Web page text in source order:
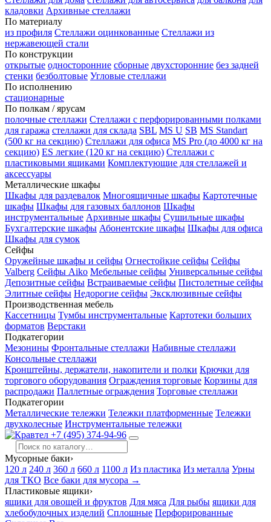
кладовки Архивные стеллажи
По материалу
из профиля Стеллажи оцинкованные Стеллажи из
нержавеющей стали
По конструкции
открытые односторонние сборные двухсторонние без задней
стенки безболтовые Угловые стеллажи
По исполнению
стационарные
По полкам / ярусам
полочные стеллажи Стеллажи с перфорированными полками
для гаража стеллажи для склада SBL MS U SB MS Standart
(500 кг на секцию) Стеллажи для офиса MS Pro (до 4000 кг на
секцию) ES легкие (120 кг на секцию) Стеллажи с
пластиковыми ящиками Комплектующие для стеллажей и
аксессуары
Металлические шкафы
Шкафы для раздевалок Многоящичные шкафы Картотечные
шкафы Шкафы для газовых баллонов Шкафы
инструментальные Архивные шкафы Сушильные шкафы
Бухгалтерские шкафы Абонентские шкафы Шкафы для офиса
Шкафы для сумок
Сейфы
Оружейные шкафы и сейфы Огнестойкие сейфы Сейфы
Valberg Сейфы Aiko Мебельные сейфы Универсальные сейфы
Депозитные сейфы Встраиваемые сейфы Пистолетные сейфы
Элитные сейфы Недорогие сейфы Эксклюзивные сейфы
Производственная мебель
Кассетницы Тумбы инструментальные Картотеки больших
форматов Верстаки
Подкатегории
Мезонины Фронтальные стеллажи Набивные стеллажи
Консольные стеллажи
Кронштейны, держатели, накопители и полки Крючки для
торгового оборудования Ограждения торговые Корзины для
распродажи Паллетные ограждения Торговые стеллажи
Подкатегории
Металлические тележки Тележки платформенные Тележки
двухколесные Инструментальные тележки
+7 (495) 374-94-96
Мусорные баки›
120 л 240 л 360 л 660 л 1100 л Из пластика Из металла Урны
для ТКО Все баки для мусора →
Пластиковые ящики›
ящики для овощей и фруктов Для мяса Для рыбы ящики для
хлебобулочных изделий Сплошные Перфорированные